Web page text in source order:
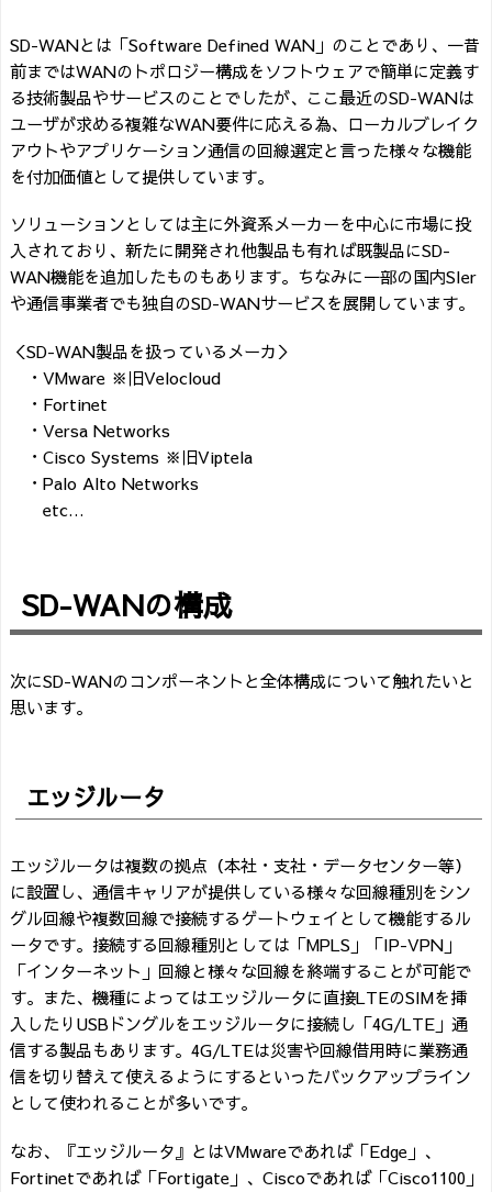
SD-WANとは「Software Defined WAN」のことであり、一昔
前まではWANのトポロジー構成をソフトウェアで簡単に定義す
る技術製品やサービスのことでしたが、ここ最近のSD-WANは
ユーザが求める複雑なWAN要件に応える為、ローカルブレイク
アウトやアプリケーション通信の回線選定と言った様々な機能
を付加価値として提供しています。
ソリューションとしては主に外資系メーカーを中心に市場に投
入されており、新たに開発され他製品も有れば既製品にSD-
WAN機能を追加したものもあります。ちなみに一部の国内SIer
や通信事業者でも独自のSD-WANサービスを展開しています。
＜SD-WAN製品を扱っているメーカ＞
・VMware ※旧Velocloud
・Fortinet
・Versa Networks
・Cisco Systems ※旧Viptela
・Palo Alto Networks
etc…
SD-WANの構成
次にSD-WANのコンポーネントと全体構成について触れたいと
思います。
エッジルータ
エッジルータは複数の拠点（本社・支社・データセンター等）
に設置し、通信キャリアが提供している様々な回線種別をシン
グル回線や複数回線で接続するゲートウェイとして機能するル
ータです。接続する回線種別としては「MPLS」「IP-VPN」
「インターネット」回線と様々な回線を終端することが可能で
す。また、機種によってはエッジルータに直接LTEのSIMを挿
入したりUSBドングルをエッジルータに接続し「4G/LTE」通
信する製品もあります。4G/LTEは災害や回線借用時に業務通
信を切り替えて使えるようにするといったバックアップライン
として使われることが多いです。
なお、『エッジルータ』とはVMwareであれば「Edge」、
Fortinetであれば「Fortigate」、Ciscoであれば「Cisco1100」